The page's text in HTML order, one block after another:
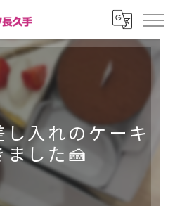
入れのケーキ
ました🍰